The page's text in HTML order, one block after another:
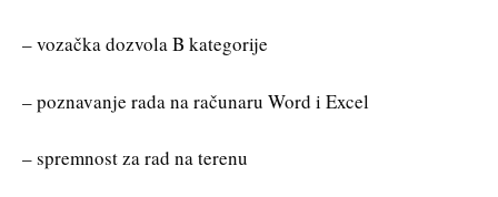
– vozačka dozvola B kategorije
– poznavanje rada na računaru Word i Excel
– spremnost za rad na terenu